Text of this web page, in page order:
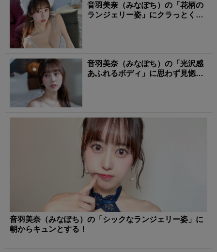
音羽美奈（みなぽち）の「花柄の
ランジェリー姿」にクラっとく
音羽美奈（みなぽち）の「光沢感
あふれるボディ」に思わず見惚れ
音羽美奈（みなぽち）の「シックなランジェリー姿」に
朝からキュンとする！